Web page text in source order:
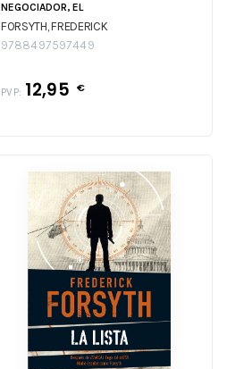
NEGOCIADOR, EL
FORSYTH, FREDERICK
9788497597449
PVP: 12,95 €